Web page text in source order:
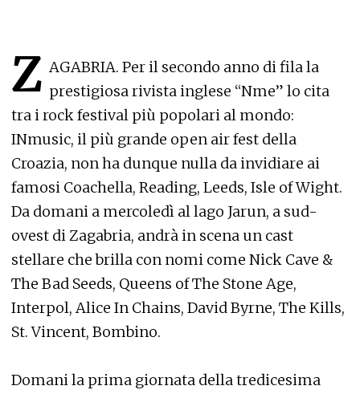
Z AGABRIA. Per il secondo anno di fila la
prestigiosa rivista inglese “Nme” lo cita
tra i rock festival più popolari al mondo:
INmusic, il più grande open air fest della
Croazia, non ha dunque nulla da invidiare ai
famosi Coachella, Reading, Leeds, Isle of Wight.
Da domani a mercoledì al lago Jarun, a sud-
ovest di Zagabria, andrà in scena un cast
stellare che brilla con nomi come Nick Cave &
The Bad Seeds, Queens of The Stone Age,
Interpol, Alice In Chains, David Byrne, The Kills,
St. Vincent, Bombino.
Domani la prima giornata della tredicesima